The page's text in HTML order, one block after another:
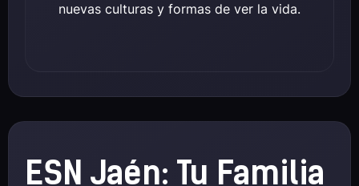
nuevas culturas y formas de ver la vida.
ESN Jaén: Tu Familia